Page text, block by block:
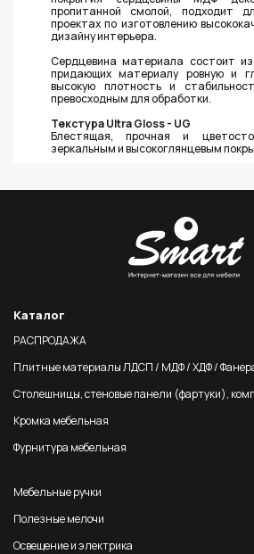
пропитанной смолой, подходит
проектах по изготовлению
дизайну интерьера.
Сердцевина материала состоит из
придающих материалу ровную и
высокую плотность и
превосходным для обработки.
Текстура Ultra Gloss - UG
Блестящая, прочная и
зеркальным и высокоглянцевым
Каталог
РАСПРОДАЖА
Плитные материалы ЛДСП / МДФ / ХДФ /
Столешницы, стеновые панели (фартуки),
Кромка мебельная
Фурнитура мебельная
Мебельные ручки
Полезные мелочи
Освещение и электрика